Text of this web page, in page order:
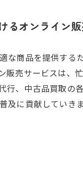
るオンライン
な商品を提供する
販売サービスは、
行、中古品買取の
及に貢献していきま